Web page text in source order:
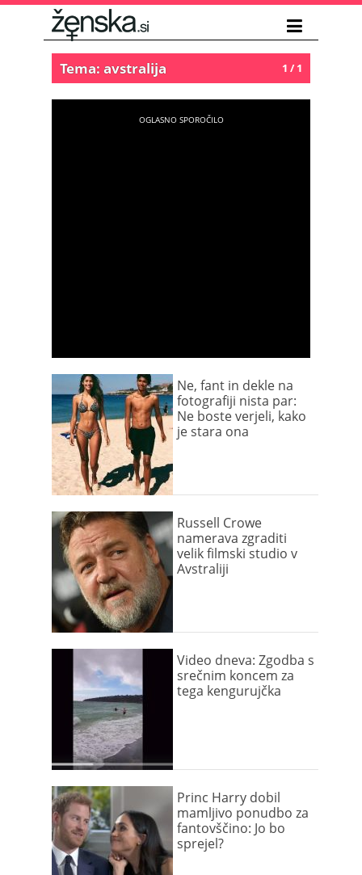
1 / 1
Tema: avstralija
Ne, fant in dekle na
fotografiji nista par:
Ne boste verjeli, kako
je stara ona
Russell Crowe
namerava zgraditi
velik filmski studio v
Avstraliji
Video dneva: Zgodba s
srečnim koncem za
tega kengurujčka
Princ Harry dobil
mamljivo ponudbo za
fantovščino: Jo bo
sprejel?